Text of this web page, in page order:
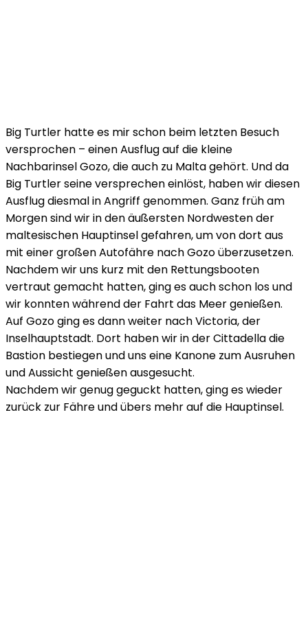
Big Turtler hatte es mir schon beim letzten Besuch
versprochen – einen Ausflug auf die kleine
Nachbarinsel Gozo, die auch zu Malta gehört. Und da
Big Turtler seine versprechen einlöst, haben wir diesen
Ausflug diesmal in Angriff genommen. Ganz früh am
Morgen sind wir in den äußersten Nordwesten der
maltesischen Hauptinsel gefahren, um von dort aus
mit einer großen Autofähre nach Gozo überzusetzen.
Nachdem wir uns kurz mit den Rettungsbooten
vertraut gemacht hatten, ging es auch schon los und
wir konnten während der Fahrt das Meer genießen.
Auf Gozo ging es dann weiter nach Victoria, der
Inselhauptstadt. Dort haben wir in der Cittadella die
Bastion bestiegen und uns eine Kanone zum Ausruhen
und Aussicht genießen ausgesucht.
Nachdem wir genug geguckt hatten, ging es wieder
zurück zur Fähre und übers mehr auf die Hauptinsel.